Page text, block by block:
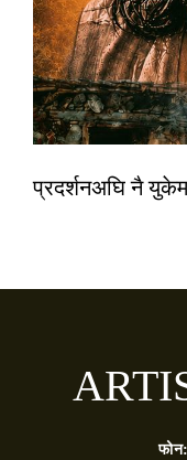
प्रदर्शनअघि नै
फोन: